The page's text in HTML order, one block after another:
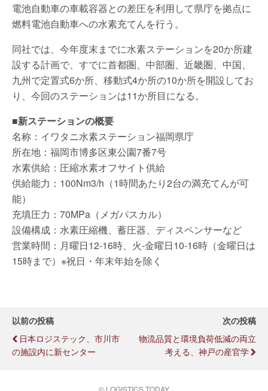
電池自動車の車載容器との差圧を利用して県庁を拠点に
燃料電池自動車への水素充てんを行う。
同社では、今年度末までに水素ステーションを20か所建
設する計画で、すでに首都圏、中部圏、近畿圏、中国、
九州で定置式6か所、移動式4か所の10か所を開設してお
り、今回のステーションは11か所目になる。
■新ステーションの概要
名称：イワタニ水素ステーション福岡県庁
所在地：福岡市博多区東公園7番7号
水素供給：圧縮水素オフサイト供給
供給能力：100Nm3/h（1時間あたり2台の満充てんが可
能）
充填圧力：70MPa（メガパスカル）
設備構成：水素圧縮機、蓄圧器、ディスペンサーなど
営業時間：月曜日12-16時、火-金曜日10-16時（金曜日は
15時まで）※祝日・年末年始を除く
以前の投稿
日本ロジステック、市川市
の施設内に新センター
次の投稿
物流品質と環境負荷低減の両立
考える、神戸の産官学
© LOGISTICS TODAY